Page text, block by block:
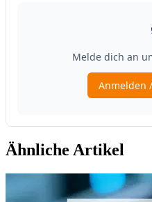
Ähnliche Artikel